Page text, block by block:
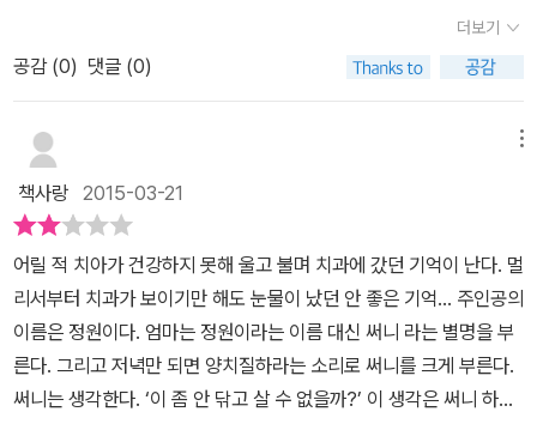
억지로 하면 역효과가 생기게 마련이다. 그렇기에 함께 책을 읽으며
재미있게 이를 닦을수 있으면 좋지 않을까. 지금 당장 이 닦는 것이 좋
아지지는 않겠지만 왜 해야하는지에 대한 생각은 할수 있다. 이야기
의 마지막에는 새로 이가 나지만 왜 닦아야하는지에 대한 이야기와
올바른 칫솔질과 잘못된 칫솔질을 소개하고 있다. 재미있는 이야기와
함께 알찬 정보도 함께 다루고 있는 것이다.
죽겠다는 표정인데 엄마가 강제로 양치를 해주는 모습이 눈에 들어옵
니다. 많은 아이들의 모습이 이렇지 않을까 싶어요. 아이들이 양치하
재미있어 합니다. 처음엔 아이가 책을 보면서 왜 이름이 정원이인데
써니라고 부르는지 궁금해했었는데 바로 썩은 이 때문에 써니라고 부
르는 걸 알게 되고는 그래서 그렇구나라고 혼자 이야기하더라구요.
저도 사실 정원이랑 써니는 발음이 비슷한 것도 아닌데 왜 써니라고
부를까 내심 궁금했었거든요. 책 뒷 부분에는 유치와 영구치에 대한
이야기도 나와 있어서 아이가 왜 새로 이가 날 건데도 양치를 열심히
해야하는지에 대한 의문을 해결할 수 있었답니다.
열심히 쓰고 있습니다. 어린이를 위해 쓴 책으로는 《아빠는 나쁜 녀석
이야》《행복한 어린이 농부》《싯다르타의 꿈, 세상을 바꾸다》《사그락
볼볼볼 촉》등이 있습니다.그린이 이승연은 대학에서 가구 디자인을
공부했으며 지금은 어린이들이 좋아서 어린이 책에 그림을 그리는 일
을 하고 있습니다. 그린 책으로는 《엄마 아빠가 이상해》《잔소리쟁이
고모가 좋아》《우리학교 슈퍼 스파이》《소심한 미호 방송 PD 되다》
《사그락 볼볼볼 촉》등이 있습니다.​[인터넷 교보문고 제공]. ....​​'아빠
는 나쁜 녀석이야'라는 재미있는 제목의 책으로 만나본백승권님의 작
품을​ 도서관에서 아이와 참 재미있게 본 기억이 있다.​그러고 또 다른
책인 '왜 또 닦아?'​표지에서도 심상치 않은 분위기이다.​아이 둘을 키
우면서 꽤나 어려웠던 부분이 양치이기도 했다.​이를 좀처럼 벌려주지
않아서꽤나 힘들었던 기억이 생생하다.​​이젠 제법 큰 첫째 딸도 그때
더보기
공감 (0) 댓글 (0)
책사랑 2015-03-21
어릴 적 치아가 건강하지 못해 울고 불며 치과에 갔던 기억이 난다. 멀
리서부터 치과가 보이기만 해도 눈물이 났던 안 좋은 기억... 주인공의
이름은 정원이다. 엄마는 정원이라는 이름 대신 써니 라는 별명을 부
른다. 그리고 저녁만 되면 양치질하라는 소리로 써니를 크게 부른다.
써니는 생각한다. ‘이 좀 안 닦고 살 수 없을까?’ 이 생각은 써니 하나